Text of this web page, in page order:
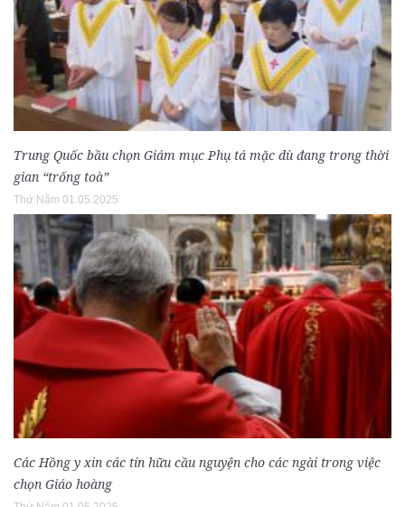
Trung Quốc bầu chọn Giám mục Phụ tá mặc dù đang trong thời
gian “trống toà”
Thứ Năm 01.05.2025
Các Hồng y xin các tín hữu cầu nguyện cho các ngài trong việc
chọn Giáo hoàng